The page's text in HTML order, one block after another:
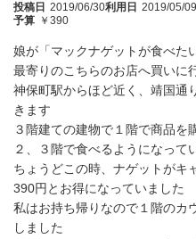
投稿日 2019/06/30利用日 2019/05/09
予算 ￥390
娘が「マックナゲットが食べた
最寄りのこちらのお店へ買いに
神保町駅からほど近く、靖国通
きます
３階建ての建物で１階で商品を
２、３階で食べるようになって
ちょうどこの時、ナゲットがキ
390円とお得になっていました
私はお持ち帰りなので１階のカ
しました